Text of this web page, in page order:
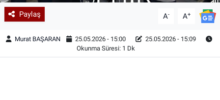
Paylaş A- A+
Murat BAŞARAN 25.05.2026 - 15:00
25.05.2026 - 15:09
Okunma Süresi: 1 Dk